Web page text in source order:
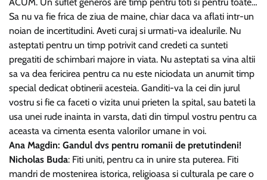
Sa nu va fie frica de ziua de maine, chiar daca va aflati intr-un
noian de incertitudini. Aveti curaj si urmati-va idealurile. Nu
asteptati pentru un timp potrivit cand credeti ca sunteti
pregatiti de schimbari majore in viata. Nu asteptati sa vina altii
sa va dea fericirea pentru ca nu este niciodata un anumit timp
special dedicat obtinerii acesteia. Ganditi-va la cei din jurul
vostru si fie ca faceti o vizita unui prieten la spital, sau bateti la
usa unei rude inainta in varsta, dati din timpul vostru pentru ca
aceasta va cimenta esenta valorilor umane in voi.
Ana Magdin: Gandul dvs pentru romanii de pretutindeni!
Nicholas Buda: Fiti uniti, pentru ca in unire sta puterea. Fiti
mandri de mostenirea istorica, religioasa si culturala pe care o